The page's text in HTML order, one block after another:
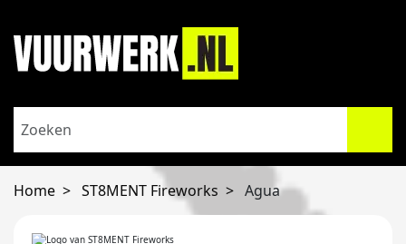
Home ST8MENT Fireworks Agua